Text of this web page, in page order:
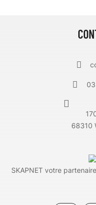
68310
SKAPNET votre